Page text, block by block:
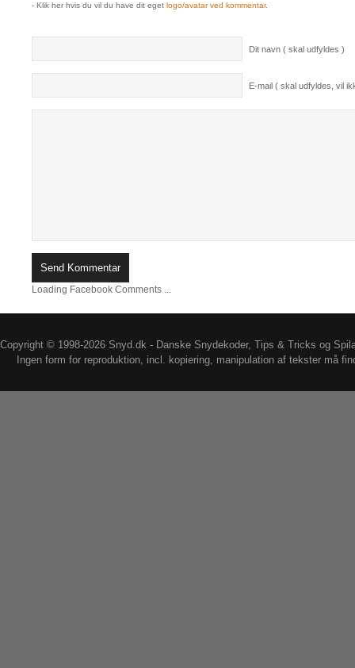
- Klik her hvis du vil du have dit eget logo/avatar ved kommentar.
Dit navn ( skal udfyldes )
E-mail ( skal udfyldes, vil
Loading Facebook Comments ...
Copyright © 1998-2026 Snyd.dk - Danske Snydekoder, Tips & Tricks og
Ingen form for reproduktion, incl. kopiering, manipulation af tekster må